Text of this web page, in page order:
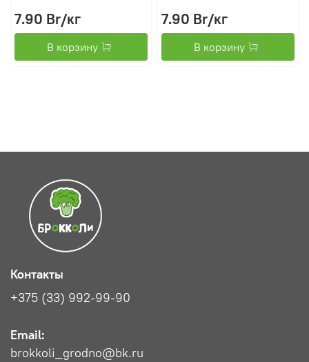
7.90 Br/кг
В корзину
7.90 Br/кг
В корзину
Контакты
+375 (33) 992-99-90
Email:
brokkoli_grodno@bk.ru